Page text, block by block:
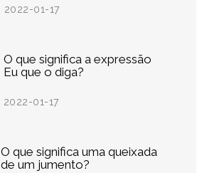
2022-01-17
O que significa a expressão
Eu que o diga?
2022-01-17
O que significa uma queixada
de um jumento?